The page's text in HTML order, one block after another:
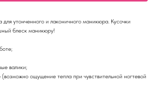
утонченного и лаконичного маникюра. Кусочки
блеск маникюру!
валики;
ощущение тепла при чувствительной ногтевой